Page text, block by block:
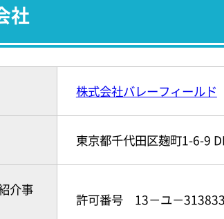
社
株式会社バレーフィールド
東京都千代田区麹町1-6-9
介事
許可番号 13－ユ－313833